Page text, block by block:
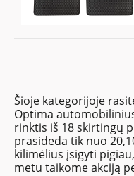
Šioje kategorijoje
Optima
rinktis iš 18 skirtingų
prasideda tik nuo
kilimėlius įsigyti
metu taikome akciją